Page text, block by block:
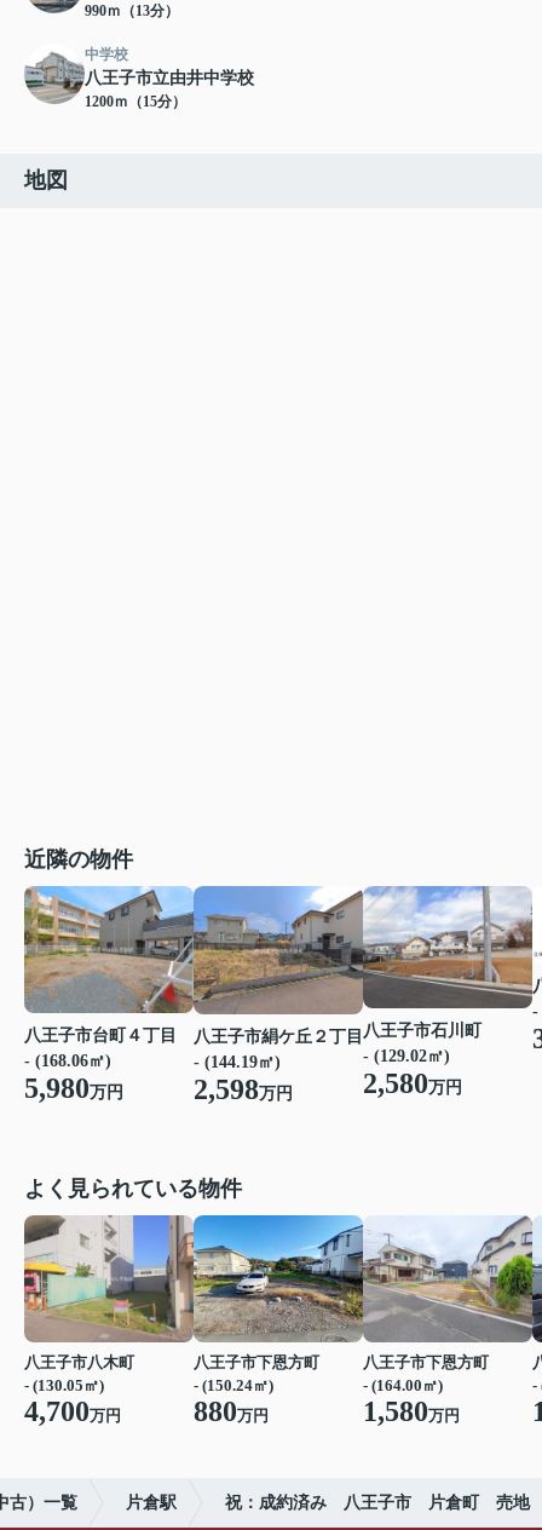
990ｍ（13分）
中学校
八王子市立由井中学校
1200ｍ（15分）
地図
近隣の物件
八王子市台町４丁目
- (168.06㎡)
5,980万円
八王子市絹ケ丘２丁目
- (144.19㎡)
2,598万円
八王子市石川町
- (129.02㎡)
2,580万円
-
よく見られている物件
八王子市八木町
- (130.05㎡)
4,700万円
八王子市下恩方町
- (150.24㎡)
880万円
八王子市下恩方町
- (164.00㎡)
1,580万円
-
古）一覧 片倉駅 祝：成約済み 八王子市 片倉町 売地